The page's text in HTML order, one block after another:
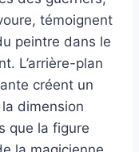
témoignent
peintre dans le
L’arrière-plan
créent un
dimension
que la figure